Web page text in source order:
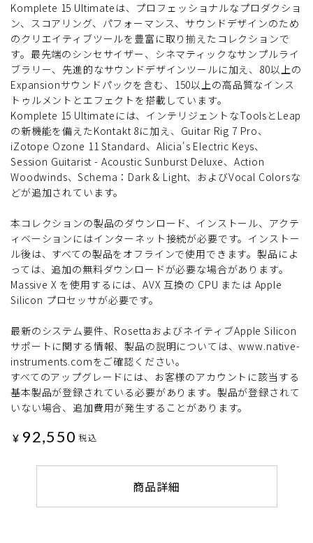
Komplete 15 Ultimateは、プロフェッショナルなプロダクショ
ン、スコアリング、パフォーマンス、サウンドデザインのため
のクリエイティブツールを豊富に取り揃えたコレクションで
す。最先端のシンセサイザー、シネマティックなサンプルライ
ブラリー、先進的なサウンドデザインツールに加え、80以上の
Expansionサウンドパックを含む、150以上の高品質なインス
トゥルメントとエフェクトを搭載しています。
Komplete 15 Ultimateには、インテリジェントなToolsとLeap
の新機能を備えたKontakt 8に加え、Guitar Rig 7 Pro、
iZotope Ozone 11 Standard、Alicia's Electric Keys、
Session Guitarist - Acoustic Sunburst Deluxe、Action
Woodwinds、Schema：Dark & Light、およびVocal Colorsな
どが追加されています。
本コレクションの製品のダウンロード、インストール、アクテ
ィベーションにはインターネット接続が必要です。インストー
ル後は、すべての製品をオフラインで使用できます。製品によ
っては、追加の無料ダウンロードが必要な場合があります。
Massive X を使用するには、AVX 互換の CPU または Apple
Silicon プロセッサが必要です。
最新のシステム要件、RosettaおよびネイティブApple Silicon
サポートに関する情報、製品の説明については、www.native-
instruments.comをご確認ください。
すべてのアップグレードには、お客様のアカウントに該当する
基本製品が登録されている必要があります。製品が登録されて
いない場合、追加費用が発生することがあります。
¥ 92,550 税込
商品詳細